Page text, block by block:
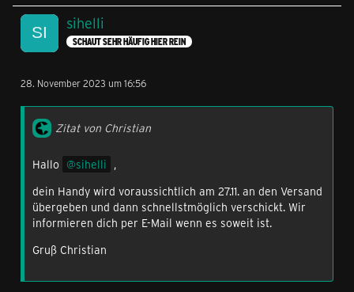
sihelli
SCHAUT SEHR HÄUFIG HIER REIN
28. November 2023 um 16:56
Zitat von Christian
Hallo sihelli ,
dein Handy wird voraussichtlich am 27.11. an den Versand
übergeben und dann schnellstmöglich verschickt. Wir
informieren dich per E-Mail wenn es soweit ist.
Gruß Christian